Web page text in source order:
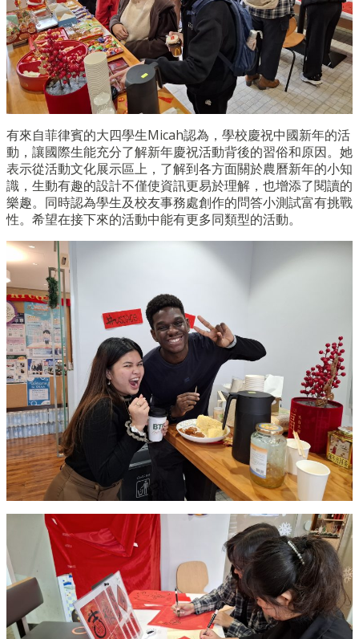
有來自菲律賓的大四學生Micah認為，學校慶祝中國新年的活
動，讓國際生能充分了解新年慶祝活動背後的習俗和原因。她
表示從活動文化展示區上，了解到各方面關於農曆新年的小知
識，生動有趣的設計不僅使資訊更易於理解，也增添了閱讀的
樂趣。同時認為學生及校友事務處創作的問答小測試富有挑戰
性。希望在接下來的活動中能有更多同類型的活動。